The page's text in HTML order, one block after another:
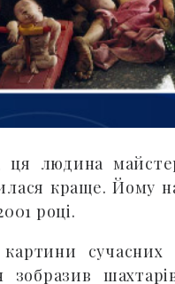
ця людина
краще. Йому
році.
сучасних
зобразив